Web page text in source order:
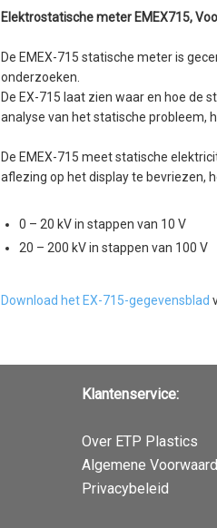
Elektrostatische meter EMEX715,
De EMEX-715 statische meter is
onderzoeken.
De EX-715 laat zien waar en hoe de
analyse van het statische probleem,
De EMEX-715 meet statische
aflezing op het display te bevriezen,
0 – 20 kV in stappen van 10 V
20 – 200 kV in stappen van 100 V
Download het EX-715-gegevensblad
Klantenservice:
Over ETP Plastics
Algemene
Privacybeleid